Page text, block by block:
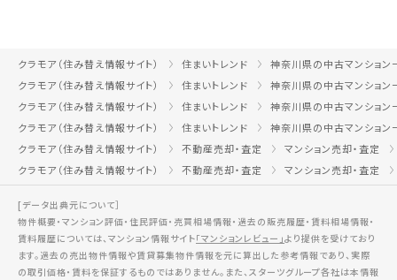
クラモア（住み替え情報サイト） 住まいトレンド
神奈川県の中古マンション
クラモア（住み替え情報サイト）
住まいトレンド
神奈川県の中古マンション
クラモア（住み替え情報サイト）
住まいトレンド
神奈川県の中古マンション
クラモア（住み替え情報サイト）
住まいトレンド
神奈川県の中古マンション
クラモア（住み替え情報サイト）
不動産売却・査定
マンション売却・査定
クラモア（住み替え情報サイト）
不動産売却・査定 マンション売却・査定
[データ出典元について］
物件概要・マンション評価・住民評価・売買相場情報・過去の販売履歴・賃料相場情報・
賃料履歴については、マンション情報サイト「マンションレビュー」より提供を受けており
ます。過去の売出物件情報や賃貸募集物件情報を元に算出した参考情報であり、実際
の取引価格・賃料を保証するものではありません。また、スターツグループ各社は本情報